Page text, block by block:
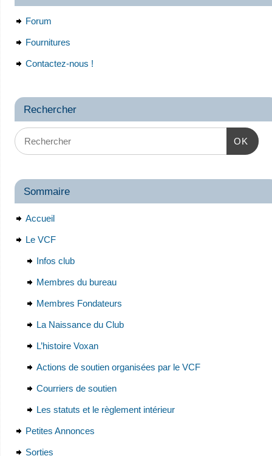
Forum
Fournitures
Contactez-nous !
Rechercher
OK
Sommaire
Accueil
Le VCF
Infos club
Membres du bureau
Membres Fondateurs
La Naissance du Club
L’histoire Voxan
Actions de soutien organisées par le VCF
Courriers de soutien
Les statuts et le règlement intérieur
Petites Annonces
Sorties